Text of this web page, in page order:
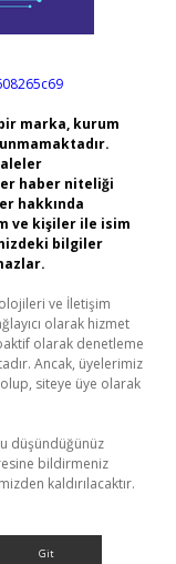
marka, kurum
haber niteliği
hakkında
ve kişiler ile isim
bilgiler
ve İletişim
olarak hizmet
olarak denetleme
Ancak, üyelerimiz
siteye üye olarak
düşündüğünüz
bildirmeniz
kaldırılacaktır.